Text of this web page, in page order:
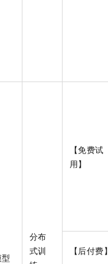
分布
式训
【免费试
用】
【后付费】